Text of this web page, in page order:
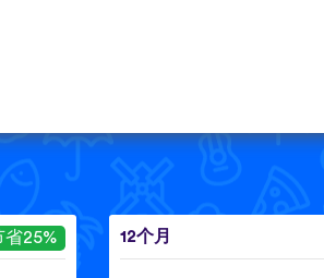
省25% 12个月